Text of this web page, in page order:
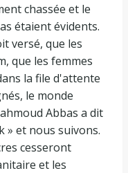
chassée et le
étaient évidents.
versé, que les
que les femmes
la file d'attente
le monde
Abbas a dit
» et nous suivons.
cesseront
et les